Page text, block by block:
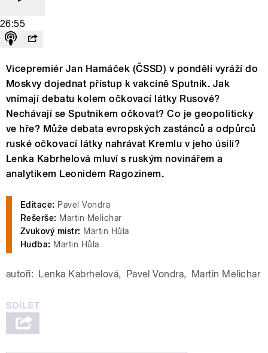
26:55
Vicepremiér Jan Hamáček (ČSSD) v pondělí vyráží do
Moskvy dojednat přístup k vakcíně Sputnik. Jak
vnímají debatu kolem očkovací látky Rusové?
Nechávají se Sputnikem očkovat? Co je geopoliticky
ve hře? Může debata evropských zastánců a odpůrců
ruské očkovací látky nahrávat Kremlu v jeho úsilí?
Lenka Kabrhelová mluví s ruským novinářem a
analytikem Leonidem Ragozinem.
Editace: Pavel Vondra
Rešerše: Martin Melichar
Zvukový mistr: Martin Hůla
Hudba: Martin Hůla
autoři: Lenka Kabrhelová, Pavel Vondra, Martin Melichar